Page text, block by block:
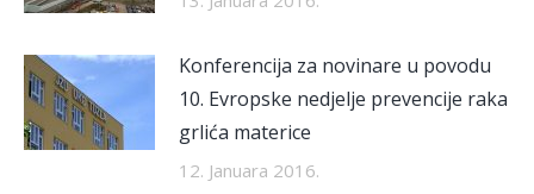
Konferencija za novinare u povodu
10. Evropske nedjelje prevencije raka
grlića materice
12. Januara 2016.